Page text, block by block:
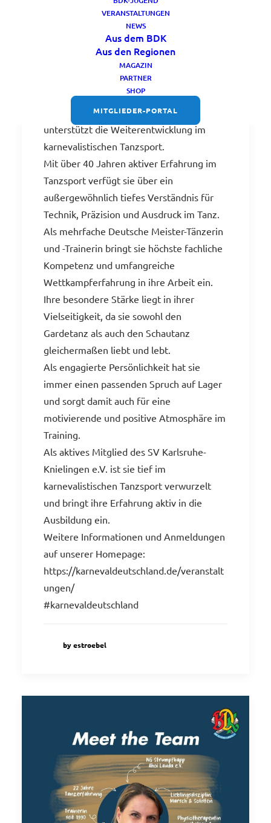
VERANSTALTUNGEN
NEWS
Aus dem BDK
Aus den Regionen
MAGAZIN
PARTNER
SHOP
MITGLIEDER-PORTAL
Beate Smoljanac
Leidenschaft für Garde & Schautanz im
karnevalistischen Tanzsport
Beate bringt als Mitglied im
Schulungsteam seit 2022 ihre langjährige
Erfahrung in die Ausbildungsarbeit ein und
unterstützt die Weiterentwicklung im
karnevalistischen Tanzsport.
Mit über 40 Jahren aktiver Erfahrung im
Tanzsport verfügt sie über ein
außergewöhnlich tiefes Verständnis für
Technik, Präzision und Ausdruck im Tanz.
Als mehrfache Deutsche Meister-Tänzerin
und -Trainerin bringt sie höchste fachliche
Kompetenz und umfangreiche
Wettkampferfahrung in ihre Arbeit ein.
Ihre besondere Stärke liegt in ihrer
Vielseitigkeit, da sie sowohl den
Gardetanz als auch den Schautanz
gleichermaßen liebt und lebt.
Als engagierte Persönlichkeit hat sie
immer einen passenden Spruch auf Lager
und sorgt damit auch für eine
motivierende und positive Atmosphäre im
Training.
Als aktives Mitglied des SV Karlsruhe-
Knielingen e.V. ist sie tief im
karnevalistischen Tanzsport verwurzelt
und bringt ihre Erfahrung aktiv in die
Ausbildung ein.
Weitere Informationen und Anmeldungen
auf unserer Homepage:
https://karnevaldeutschland.de/veranstalt
ungen/
#karnevaldeutschland
by estroebel